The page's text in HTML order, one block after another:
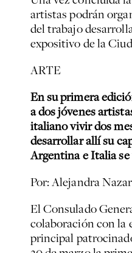
artistas podrán
del trabajo
expositivo de la
ARTE
En su primera
a dos jóvenes
italiano vivir dos
desarrollar allí su
Argentina e Italia
Por: Alejandra
El Consulado
colaboración con la
principal